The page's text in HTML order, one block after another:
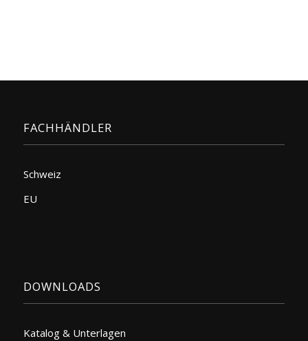
FACHHÄNDLER
Schweiz
EU
DOWNLOADS
Katalog & Unterlagen